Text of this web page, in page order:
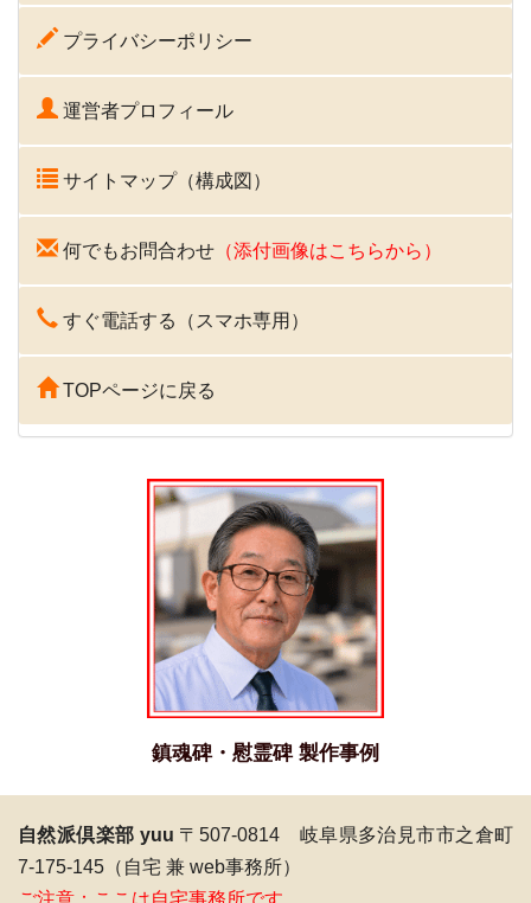
プライバシーポリシー
運営者プロフィール
サイトマップ（構成図）
何でもお問合わせ （添付画像はこちらから）
すぐ電話する（スマホ専用）
TOPページに戻る
鎮魂碑・慰霊碑 製作事例
自然派倶楽部 yuu 〒507-0814 岐阜県多治見市市之倉町
7-175-145（自宅 兼 web事務所）
ご注意：ここは自宅事務所です。